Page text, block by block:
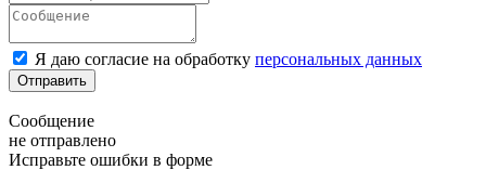
Я даю согласие на обработку персональных данных
Отправить
Сообщение
не отправлено
Исправьте ошибки в форме